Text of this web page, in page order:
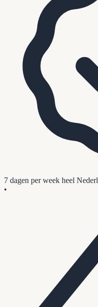
7 dagen per week heel
•